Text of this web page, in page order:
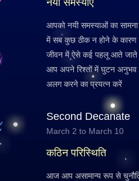
नयी समस्याएं
आपको नयी समस्याओं का सामना
में सब कुछ ठीक न होने के कारण
जीवन में ऐसे कई पहलू आते
आप अपने रिश्तों में घुटन अनुभव
अलग करने का प्रयत्न करें
Second Decanate
March 2 to March 10
कठिन परिस्थिति
आज आप असामान्य रूप से